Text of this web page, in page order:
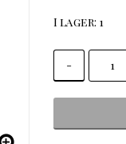
I lager: 1
-